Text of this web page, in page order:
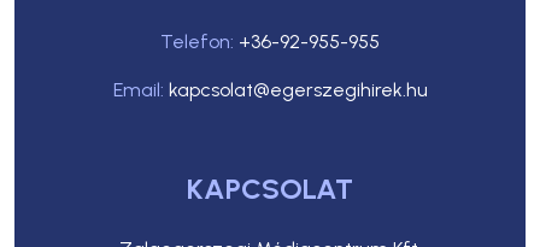
Telefon: +36-92-955-955
Email: kapcsolat@egerszegihirek.hu
KAPCSOLAT